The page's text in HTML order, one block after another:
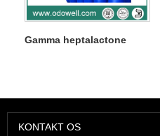
Gamma heptalactone
KONTAKT OS